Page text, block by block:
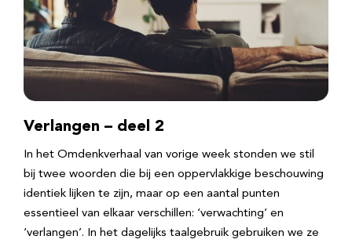
Verlangen – deel 2
In het Omdenkverhaal van vorige week stonden we stil
bij twee woorden die bij een oppervlakkige beschouwing
identiek lijken te zijn, maar op een aantal punten
essentieel van elkaar verschillen: ‘verwachting’ en
‘verlangen’. In het dagelijks taalgebruik gebruiken we ze